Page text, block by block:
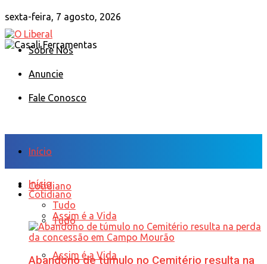
sexta-feira, 7 agosto, 2026
Sobre Nós
Anuncie
Fale Conosco
Início
Cotidiano
Tudo
Assim é a Vida
Início
Cotidiano
Tudo
Assim é a Vida
Abandono de túmulo no Cemitério resulta na